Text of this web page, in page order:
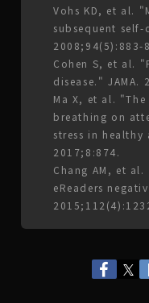
Vohs KD, et al.
subsequent
2008;94(5):883-
Cohen S, et al.
disease." JAMA.
Ma X, et al.
breathing on
stress in
2017;8:874.
Chang AM, et
eReaders